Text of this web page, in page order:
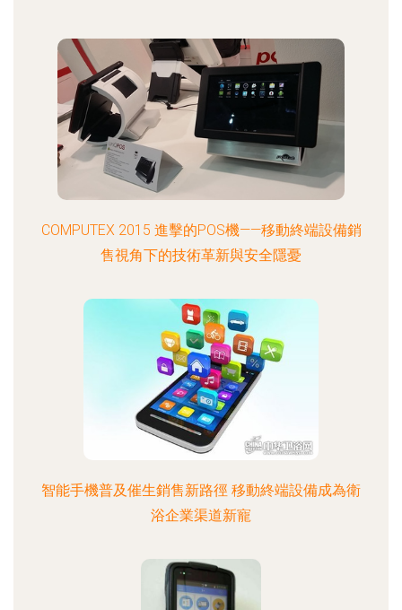
COMPUTEX 2015 進擊的POS機——移動終端設備銷
售視角下的技術革新與安全隱憂
智能手機普及催生銷售新路徑 移動終端設備成為衛
浴企業渠道新寵